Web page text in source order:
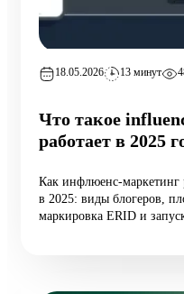
18.05.2026 13 минут
Что такое
работает в 2025
Как инфлюенс-маркетинг
в 2025: виды блогеров,
маркировка ERID и